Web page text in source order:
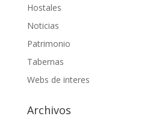
Hostales
Noticias
Patrimonio
Tabernas
Webs de interes
Archivos